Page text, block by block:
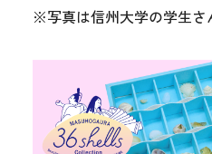
※写真は信州大学の学生さ